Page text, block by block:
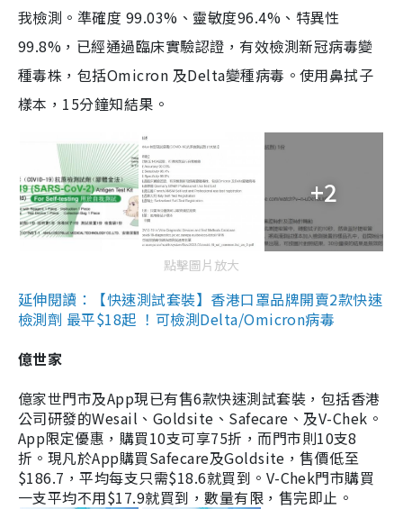
我檢測。準確度 99.03%、靈敏度96.4%、特異性
99.8%，已經通過臨床實驗認證，有效檢測新冠病毒變
種毒株，包括Omicron 及Delta變種病毒。使用鼻拭子
樣本，15分鐘知結果。
+2
點擊圖片放大
延伸閱讀：【快速測試套裝】香港口罩品牌開賣2款快速
檢測劑 最平$18起 ！可檢測Delta/Omicron病毒
億世家
億家世門市及App現已有售6款快速測試套裝，包括香港
公司研發的Wesail、Goldsite、Safecare、及V-Chek。
App限定優惠，購買10支可享75折，而門市則10支8
折。現凡於App購買Safecare及Goldsite，售價低至
$186.7，平均每支只需$18.6就買到。V-Chek門市購買
一支平均不用$17.9就買到，數量有限，售完即止。